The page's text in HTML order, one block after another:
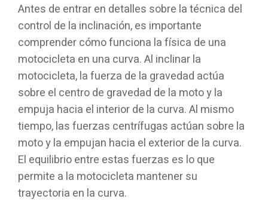
Antes de entrar en detalles sobre la técnica del
control de la inclinación, es importante
comprender cómo funciona la física de una
motocicleta en una curva. Al inclinar la
motocicleta, la fuerza de la gravedad actúa
sobre el centro de gravedad de la moto y la
empuja hacia el interior de la curva. Al mismo
tiempo, las fuerzas centrífugas actúan sobre la
moto y la empujan hacia el exterior de la curva.
El equilibrio entre estas fuerzas es lo que
permite a la motocicleta mantener su
trayectoria en la curva.